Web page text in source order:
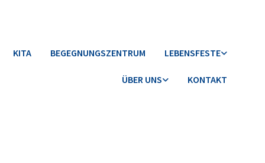
KITA BEGEGNUNGSZENTRUM LEBENSFESTE
ÜBER UNS KONTAKT